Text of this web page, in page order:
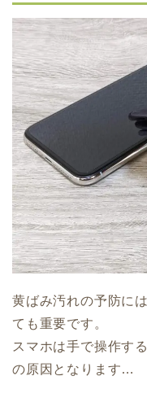
黄ばみ汚れの予防に
ても重要です。
スマホは手で操作す
の原因となります…